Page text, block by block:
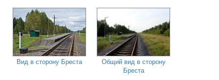
Вид в сторону Бреста
Общий вид в сторону
Бреста